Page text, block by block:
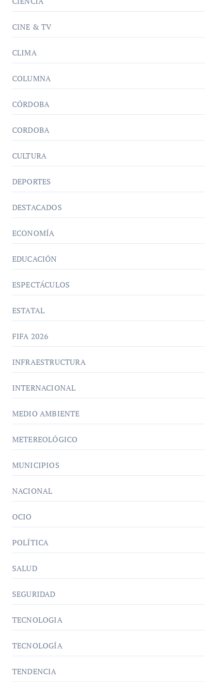
CINE & TV
CLIMA
COLUMNA
CÓRDOBA
CORDOBA
CULTURA
DEPORTES
DESTACADOS
ECONOMÍA
EDUCACIÓN
ESPECTÁCULOS
ESTATAL
FIFA 2026
INFRAESTRUCTURA
INTERNACIONAL
MEDIO AMBIENTE
METEREOLÓGICO
MUNICIPIOS
NACIONAL
OCIO
POLÍTICA
SALUD
SEGURIDAD
TECNOLOGIA
TECNOLOGÍA
TENDENCIA